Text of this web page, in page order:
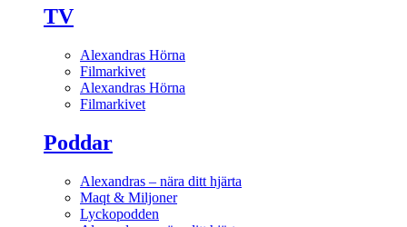
TV
Alexandras Hörna
Filmarkivet
Alexandras Hörna
Filmarkivet
Poddar
Alexandras – nära ditt hjärta
Maqt & Miljoner
Lyckopodden